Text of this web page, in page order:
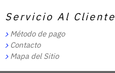
Servicio Al Cliente
Método de pago
Contacto
Mapa del Sitio